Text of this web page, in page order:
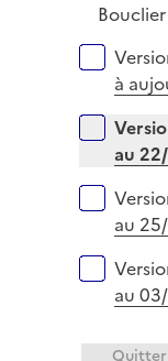
e
r
l
i
e
r
Versions
à
au
au
au